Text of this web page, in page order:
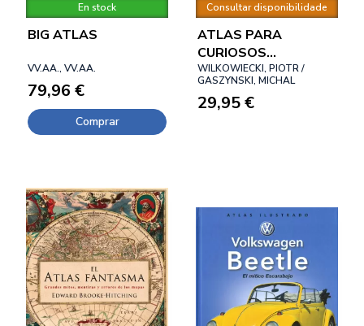
En stock
BIG ATLAS
VV.AA., VV.AA.
79,96 €
Comprar
Consultar disponibilidade
ATLAS PARA
CURIOSOS
INSACIABLES (NUEVA
PRESENTACIÓN)
WILKOWIECKI, PIOTR /
GASZYNSKI, MICHAL
29,95 €